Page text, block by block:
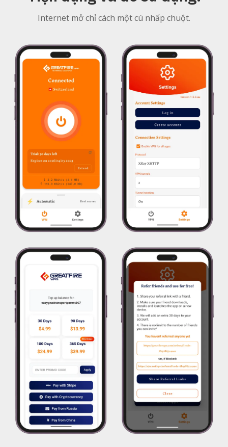
Internet mở chỉ cách một cú nhấp chuột.